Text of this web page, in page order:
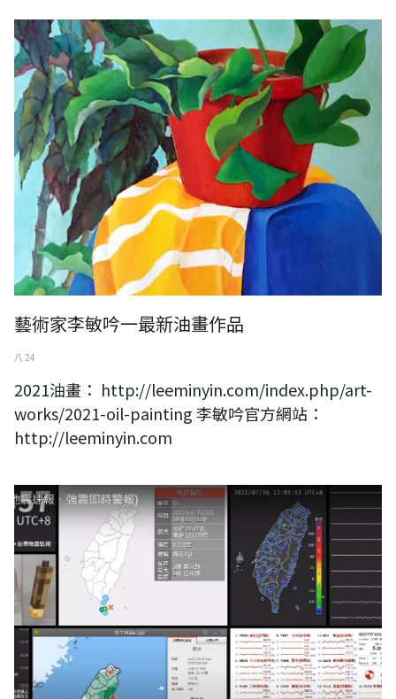
藝術家李敏吟一最新油畫作品
八 24
2021油畫： http://leeminyin.com/index.php/art-
works/2021-oil-painting 李敏吟官方網站：
http://leeminyin.com
台灣地震監視(地震速報、強震即時警報)